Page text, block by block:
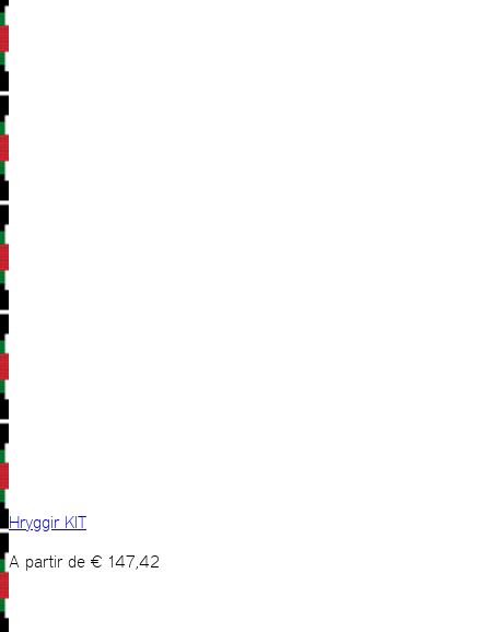
Hryggir KIT
A partir de € 147,42